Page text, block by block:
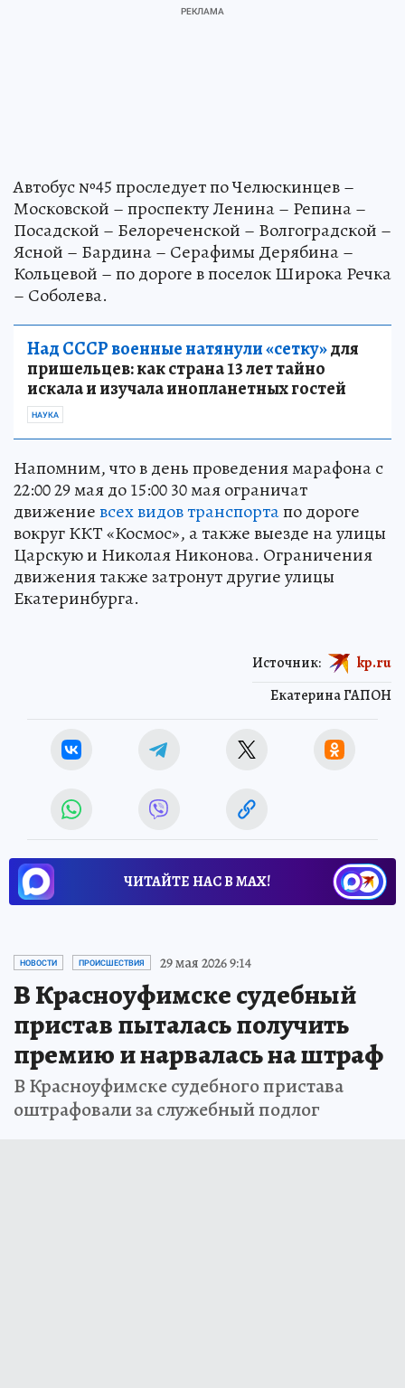
Автобус №45 проследует по Челюскинцев –
Московской – проспекту Ленина – Репина –
Посадской – Белореченской – Волгоградской –
Ясной – Бардина – Серафимы Дерябина –
Кольцевой – по дороге в поселок Широка Речка
– Соболева.
Над СССР военные натянули «сетку»для
пришельцев: как страна 13 лет тайно
искала и изучала инопланетных гостей
НАУКА
Напомним, что в день проведения марафона с
22:00 29 мая до 15:00 30 мая ограничат
движениевсех видов транспортапо дороге
вокруг ККТ «Космос», а также выезде на улицы
Царскую и Николая Никонова. Ограничения
движения также затронут другие улицы
Екатеринбурга.
Екатерина ГАПОН
Источник: kp.ru
ЧИТАЙТЕ НАС В МАХ!
НОВОСТИ ПРОИСШЕСТВИЯ 29 мая 2026 9:14
В Красноуфимске судебный
пристав пыталась получить
премию и нарвалась на штраф
В Красноуфимске судебного пристава
оштрафовали за служебный подлог